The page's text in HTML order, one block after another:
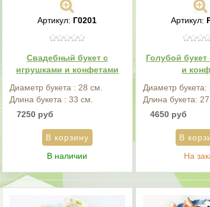
Артикул: Г0201
Свадебный букет с
игрушками и конфетами
Диаметр букета : 28 см.
Длина букета : 33 см.
7250 руб
В наличии
Артикул:
Голубой
и
Диаметр букета:
Длина букета: 27
4650 руб
На